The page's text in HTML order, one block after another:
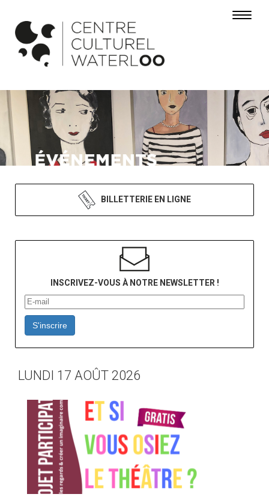
Toggle
BILLETTERIE EN LIGNE
INSCRIVEZ-VOUS À NOTRE NEWSLETTER !
S'inscrire
LUNDI 17 AOÛT 2026